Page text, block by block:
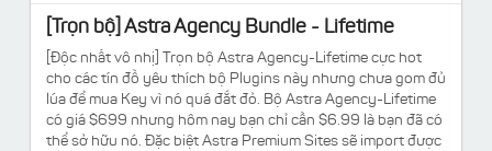
[Trọn bộ] Astra Agency Bundle - Lifetime
[Độc nhất vô nhị] Trọn bộ Astra Agency-Lifetime cực hot
cho các tín đồ yêu thích bộ Plugins này nhưng chưa gom đủ
lúa để mua Key vì nó quá đắt đỏ. Bộ Astra Agency-Lifetime
có giá $699 nhưng hôm nay bạn chỉ cần $6.99 là bạn đã có
thể sở hữu nó. Đặc biệt Astra Premium Sites sẽ import được